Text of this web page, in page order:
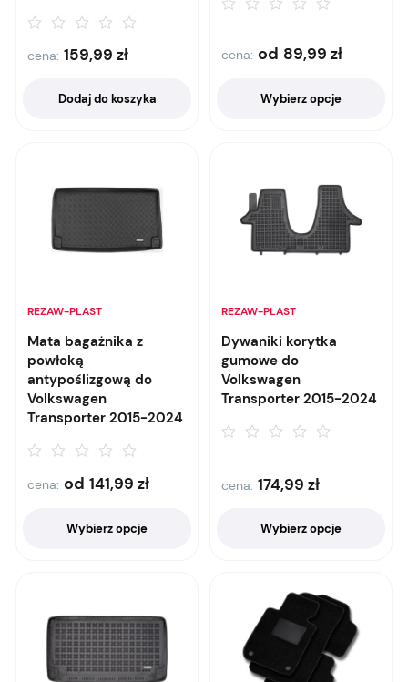
cena: 159,99 zł
Dodaj do koszyka
cena: od 89,99 zł
Wybierz opcje
REZAW-PLAST
Mata bagażnika z
powłoką
antypoślizgową do
Volkswagen
Transporter 2015-2024
cena: od 141,99 zł
Wybierz opcje
REZAW-PLAST
Dywaniki korytka
gumowe do
Volkswagen
Transporter 2015-2024
cena: 174,99 zł
Wybierz opcje